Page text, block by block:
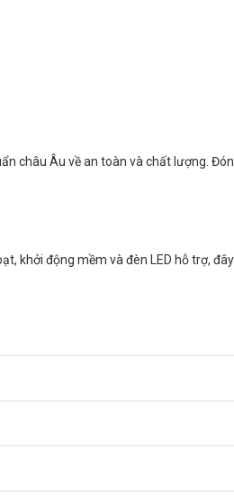
châu Âu về an toàn và chất lượng.
khởi động mềm và đèn LED hỗ trợ,